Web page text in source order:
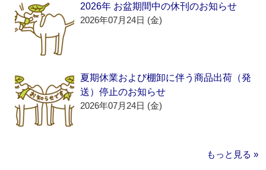
2026年 お盆期間中の休刊のお知らせ
2026年07月24日 (金)
夏期休業および棚卸に伴う商品出荷（発
送）停止のお知らせ
2026年07月24日 (金)
もっと見る »